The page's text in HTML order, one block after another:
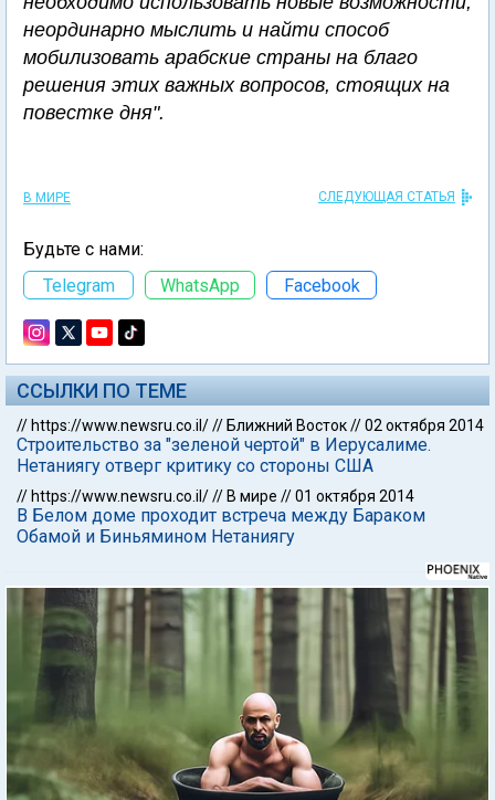
неординарно мыслить и найти способ
мобилизовать арабские страны на благо
решения этих важных вопросов, стоящих на
повестке дня".
В МИРЕ СЛЕДУЮЩАЯ СТАТЬЯ
Будьте с нами:
Telegram
WhatsApp Facebook
ССЫЛКИ ПО ТЕМЕ
// https://www.newsru.co.il/// Ближний Восток//02 октября 2014
Строительство за "зеленой чертой" в Иерусалиме.
Нетаниягу отверг критику со стороны США
// https://www.newsru.co.il/// В мире //01 октября 2014
В Белом доме проходит встреча между Бараком
Обамой и Биньямином Нетаниягу